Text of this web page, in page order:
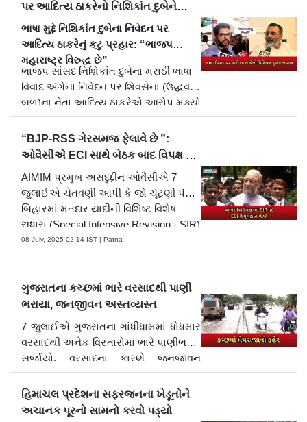
પર આદિત્ય ઠાકરેનો નિશિકાંત દુબેને
જવાબ
ભાષા મુદ્દે નિશિકાંત દુબેના નિવેદન પર
આદિત્ય ઠાકરેનું કટુ પ્રહાર: “ભાજપ
મહારાષ્ટ્ર વિરુદ્ધ છે”
ભાજપ સાંસદ નિશિકાંત દુબેના મરાઠી ભાષા
વિવાદ અંગેના નિવેદન પર શિવસેના (ઉદ્ધવ
બળ)ના નેતા આદિત્ય ઠાકરેએ આરોપ મૂક્યો
કે.....
08 July, 2025 02:17 IST | Mumbai
“BJP-RSS ગેરસમજ ફેલાવે છે ”:
ઓવૈસીએ ECI સાથે બેઠક બાદ વિપક્ષ પર
નિશાન સાધ્યું
AIMIM પ્રમુખ અસદુદ્દીન ઓવૈસીએ 7
જુલાઈએ ચેતવણી આપી કે જો ચૂંટણી પંચ
બિહારમાં મતદાર યાદીની વિશિષ્ટ વિશેષ
સુધારા (Special Intensive Revision - SIR)
પ્રક્રિયા પૂરતી તૈયારીઓ વિના આગળ
.....
08 July, 2025 02:14 IST | Patna
ગુજરાતના કચ્છમાં ભારે વરસાદથી પાણી
ભરાયા, જનજીવન અસ્તવ્યસ્ત
7 જુલાઈએ ગુજરાતના ગાંધીધામમાં ધોધમાર
વરસાદથી અનેક વિસ્તારોમાં ભારે પાણીભરાવ
સર્જાયો. વરસાદના કારણે જનજીવન
અસરગ્રસ્ત થયું, ટ્રાફિક જામ અને દૈનિક
મુસાફરોને ભારે મુશ્કેલીઓનો સામનો કરવો
પડ્યો. દૃશ્યોમાં રસ્તાઓ પાણીમાં ગરકા.....
હિમાચલ પ્રદેશના સફરજનના ખેડૂતોને
અચાનક પૂરનો સામનો કરવો પડ્યો